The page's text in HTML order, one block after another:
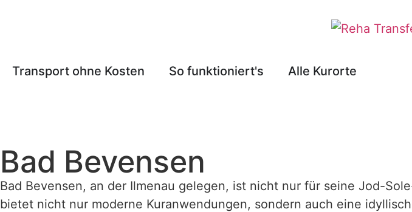
Transport ohne Kosten So funktioniert's Alle Kurorte
Bad Bevensen
Bad Bevensen, an der Ilmenau gelegen, ist nicht nur für seine Jod-
bietet nicht nur moderne Kuranwendungen, sondern auch eine